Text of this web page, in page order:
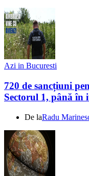
Azi in Bucuresti
720 de sancțiuni
Sectorul 1, până în
De laRadu